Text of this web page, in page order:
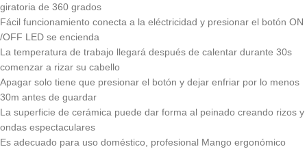
giratoria de 360 ​​grados
Fácil funcionamiento conecta a la eléctricidad y presionar el botón ON
/OFF LED se encienda
La temperatura de trabajo llegará después de calentar durante 30s
comenzar a rizar su cabello
Apagar solo tiene que presionar el botón y dejar enfriar por lo menos
30m antes de guardar
La superficie de cerámica puede dar forma al peinado creando rizos y
ondas espectaculares
Es adecuado para uso doméstico, profesional Mango ergonómico